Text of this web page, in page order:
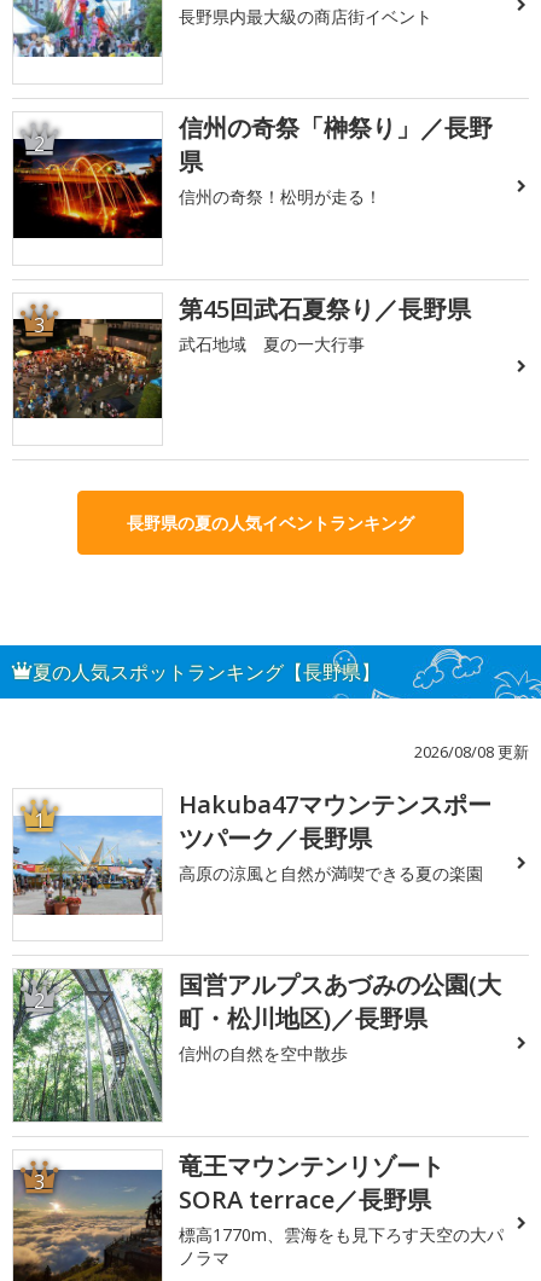
長野県内最大級の商店街イベント
2
信州の奇祭「榊祭り」／長野
県
信州の奇祭！松明が走る！
3 第45回武石夏祭り／長野県
武石地域 夏の一大行事
長野県の夏の人気イベントランキング
夏の人気スポットランキング【長野県】
2026/08/08 更新
1
Hakuba47マウンテンスポー
ツパーク／長野県
高原の涼風と自然が満喫できる夏の楽園
2
国営アルプスあづみの公園(大
町・松川地区)／長野県
信州の自然を空中散歩
3
竜王マウンテンリゾート
SORA terrace／長野県
標高1770m、雲海をも見下ろす天空の大パ
ノラマ